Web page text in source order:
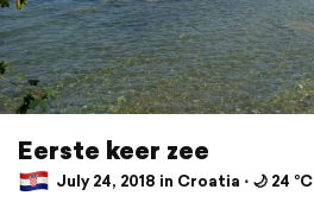
Eerste keer zee
July 24, 2018 in Croatia ⋅ 🌙 24 °C